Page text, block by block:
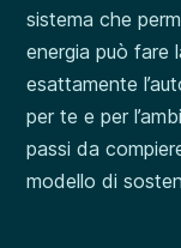
sistema che
energia può fare
esattamente
per te e per
passi da
modello di